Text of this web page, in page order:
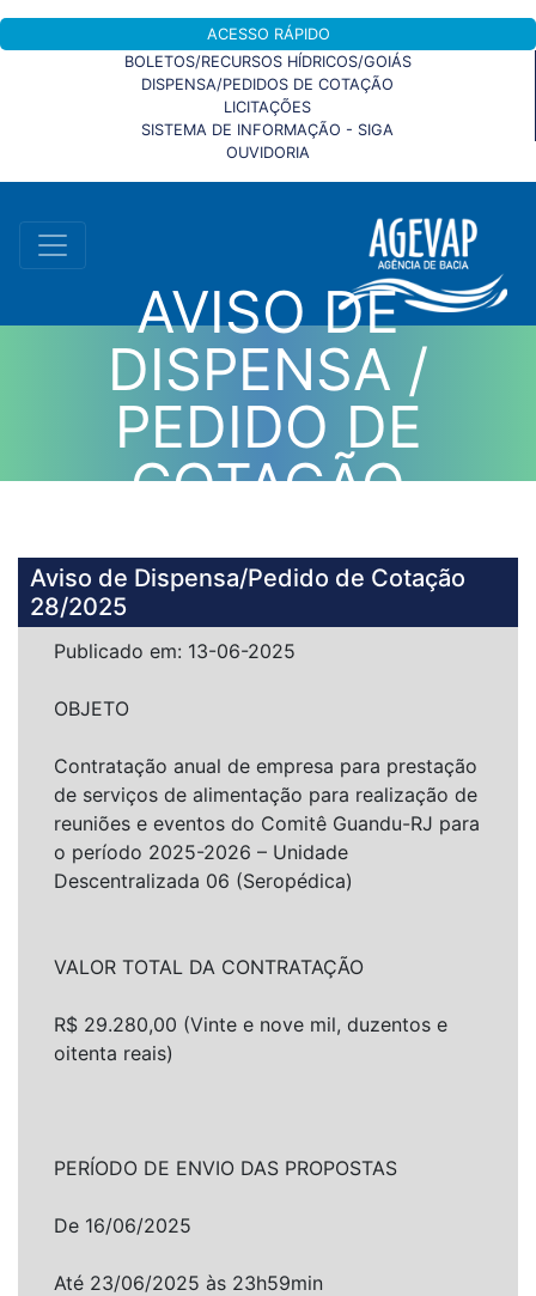
ACESSO RÁPIDO
BOLETOS/RECURSOS HÍDRICOS/GOIÁS
DISPENSA/PEDIDOS DE COTAÇÃO
LICITAÇÕES
SISTEMA DE INFORMAÇÃO - SIGA
OUVIDORIA
AVISO DE
DISPENSA /
PEDIDO DE
COTAÇÃO
Aviso de Dispensa/Pedido de Cotação
28/2025
Publicado em: 13-06-2025
OBJETO
Contratação anual de empresa para prestação
de serviços de alimentação para realização de
reuniões e eventos do Comitê Guandu-RJ para
o período 2025-2026 – Unidade
Descentralizada 06 (Seropédica)
VALOR TOTAL DA CONTRATAÇÃO
R$ 29.280,00 (Vinte e nove mil, duzentos e
oitenta reais)
PERÍODO DE ENVIO DAS PROPOSTAS
De 16/06/2025
Até 23/06/2025 às 23h59min